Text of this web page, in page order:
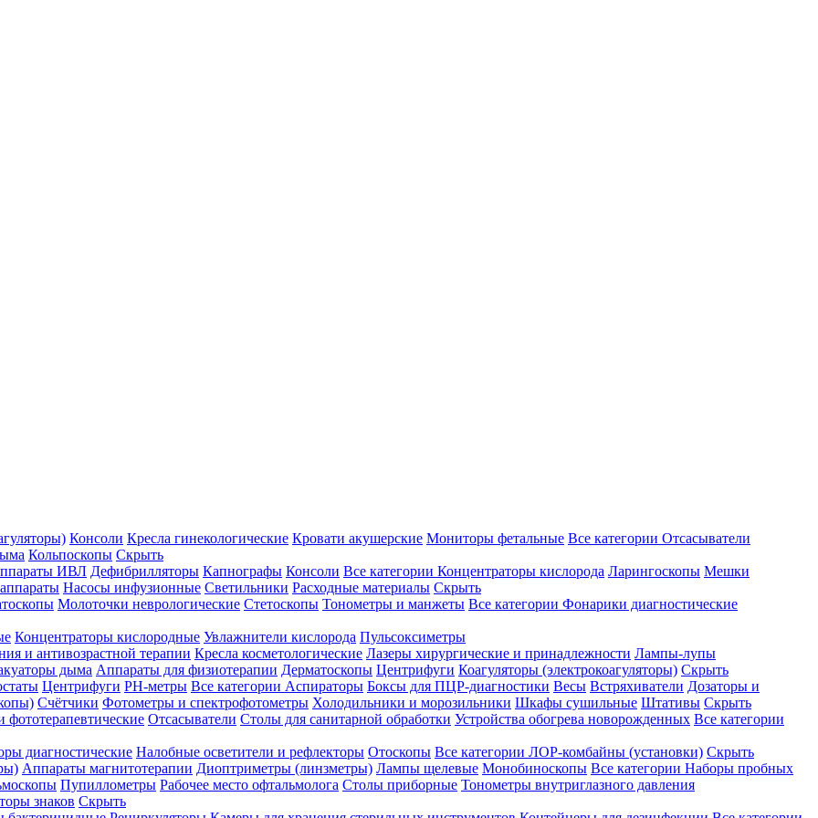
Консоли Кресла гинекологические Кровати акушерские Мониторы фетальные Все категории Отсасыватели
Кольпоскопы Скрыть
ИВЛ Дефибрилляторы Капнографы Консоли Все категории Концентраторы кислорода Ларингоскопы Мешки
Насосы инфузионные Светильники Расходные материалы Скрыть
Молоточки неврологические Стетоскопы Тонометры и манжеты Все категории Фонарики диагностические
Концентраторы кислородные Увлажнители кислорода Пульсоксиметры
и антивозрастной терапии Кресла косметологические Лазеры хирургические и принадлежности Лампы-лупы
дыма Аппараты для физиотерапии Дерматоскопы Центрифуги Коагуляторы (электрокоагуляторы) Скрыть
Центрифуги PH-метры Все категории Аспираторы Боксы для ПЦР-диагностики Весы Встряхиватели Дозаторы и
Счётчики Фотометры и спектрофотометры Холодильники и морозильники Шкафы сушильные Штативы Скрыть
фототерапевтические Отсасыватели Столы для санитарной обработки Устройства обогрева новорожденных Все категории
диагностические Налобные осветители и рефлекторы Отоскопы Все категории ЛОР-комбайны (установки) Скрыть
Аппараты магнитотерапии Диоптриметры (линзметры) Лампы щелевые Монобиноскопы Все категории Наборы пробных
Пупиллометры Рабочее место офтальмолога Столы приборные Тонометры внутриглазного давления
знаков Скрыть